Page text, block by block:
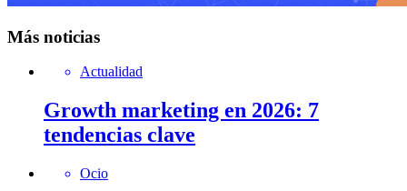
Más noticias
Actualidad
Growth marketing en 2026: 7
tendencias clave
Ocio